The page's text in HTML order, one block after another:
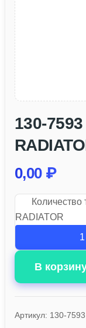
130-
0,00 ₽
RADIATOR
В
Артикул: 130-